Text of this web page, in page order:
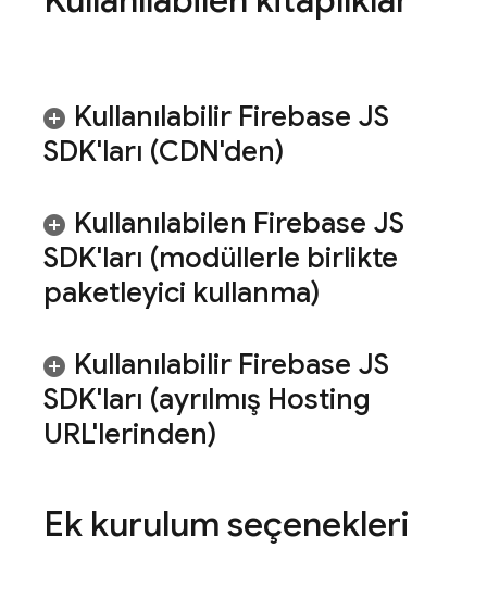
Kullanılabilir Firebase JS
SDK'ları (CDN'den)
Kullanılabilen Firebase JS
SDK'ları (modüllerle birlikte
paketleyici kullanma)
Kullanılabilir Firebase JS
SDK'ları (ayrılmış Hosting
URL'lerinden)
Ek kurulum seçenekleri